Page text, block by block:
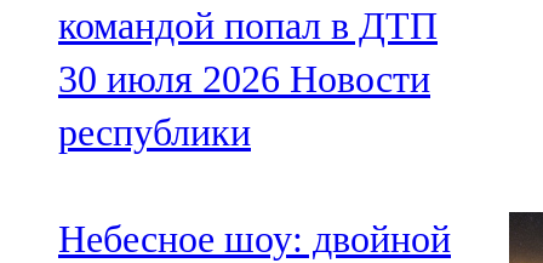
командой попал в ДТП
30 июля 2026 Новости
республики
Небесное шоу: двойной